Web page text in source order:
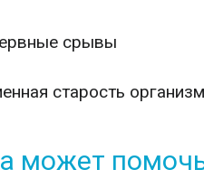
срывы
старость
может